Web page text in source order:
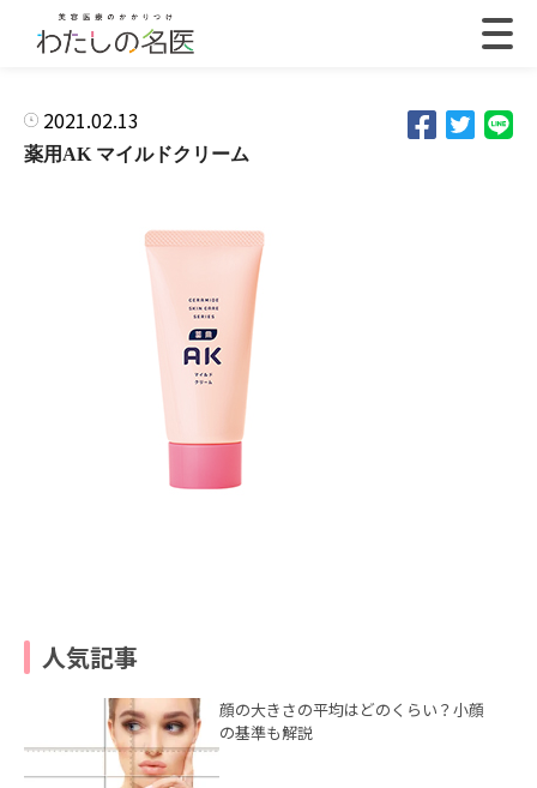
2021.02.13
薬用AK マイルドクリーム
人気記事
顔の大きさの平均はどのくらい？小顔
の基準も解説